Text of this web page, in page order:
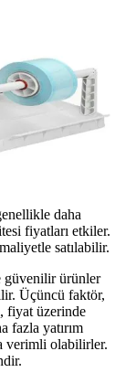
daha
fiyatları etkiler.
satılabilir.
güvenilir ürünler
Üçüncü faktör,
fiyat üzerinde
fazla yatırım
verimli olabilirler.